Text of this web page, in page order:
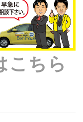
こちら